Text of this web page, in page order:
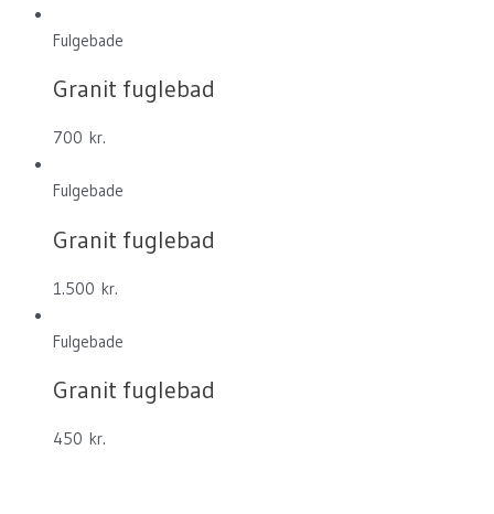
Fulgebade
Granit fuglebad
700 kr.
Fulgebade
Granit fuglebad
1.500 kr.
Fulgebade
Granit fuglebad
450 kr.